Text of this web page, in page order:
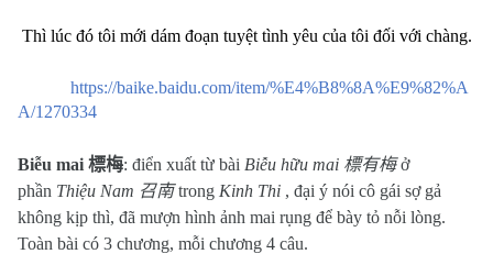
Thì lúc đó tôi mới dám đoạn tuyệt tình yêu của tôi đối với chàng.
https://baike.baidu.com/item/%E4%B8%8A%E9%82%A
A/1270334
Biễu mai 標梅: điển xuất từ bài Biễu hữu mai 標有梅 ở
phần Thiệu Nam 召南 trong Kinh Thi , đại ý nói cô gái sợ gả
không kịp thì, đã mượn hình ảnh mai rụng để bày tỏ nỗi lòng.
Toàn bài có 3 chương, mỗi chương 4 câu.